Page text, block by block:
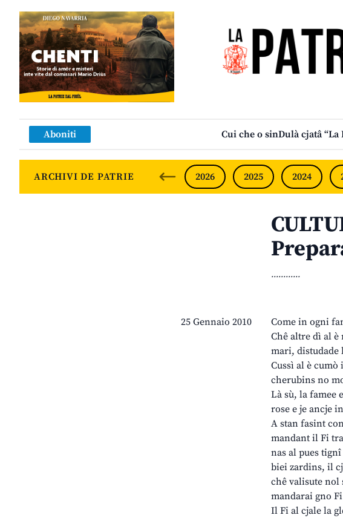
Aboniti Cui che o sinDulà cjatâ
ARCHIVI DE PATRIE 2026 2025 2024
............
25 Gennaio 2010
Come in ogni
Chê altre dì al
mari, distudade
Cussì al è cumò
cherubins no
Là sù, la famee
rose e je ancje
A stan fasint
mandant il Fi
nas al pues
biei zardins, il
chê valisute nol
mandarai gno
Il Fi al cjale la